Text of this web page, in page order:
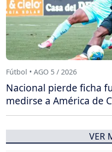
Fútbol • AGO 5 / 2026
Nacional pierde ficha
medirse a América de
VER